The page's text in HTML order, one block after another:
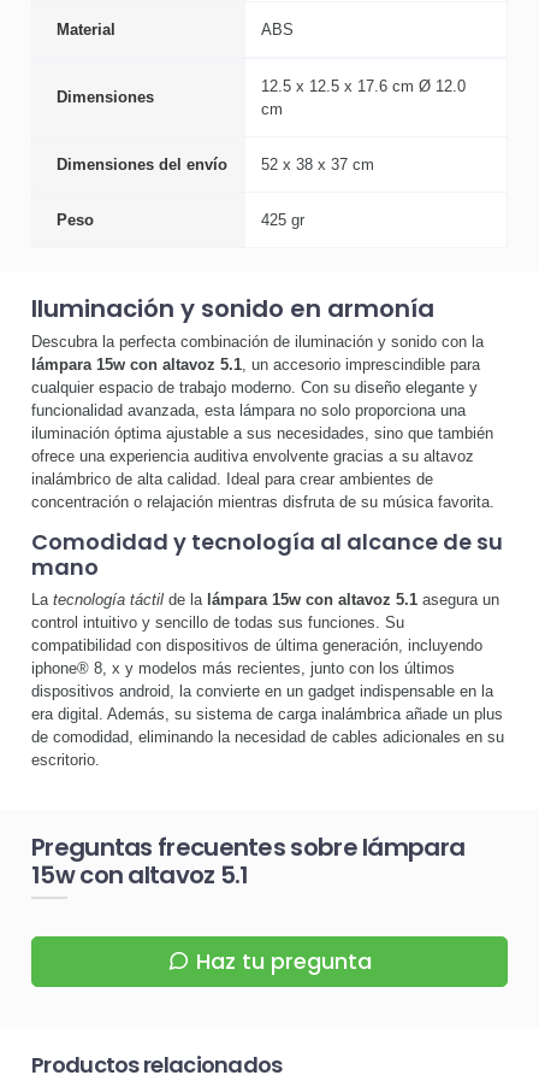
Material ABS
Dimensiones
12.5 x 12.5 x 17.6 cm Ø 12.0
cm
Dimensiones del envío 52 x 38 x 37 cm
Peso 425 gr
Iluminación y sonido en armonía
Descubra la perfecta combinación de iluminación y sonido con la
lámpara 15w con altavoz 5.1, un accesorio imprescindible para
cualquier espacio de trabajo moderno. Con su diseño elegante y
funcionalidad avanzada, esta lámpara no solo proporciona una
iluminación óptima ajustable a sus necesidades, sino que también
ofrece una experiencia auditiva envolvente gracias a su altavoz
inalámbrico de alta calidad. Ideal para crear ambientes de
concentración o relajación mientras disfruta de su música favorita.
Comodidad y tecnología al alcance de su
mano
La tecnología táctil de la lámpara 15w con altavoz 5.1 asegura un
control intuitivo y sencillo de todas sus funciones. Su
compatibilidad con dispositivos de última generación, incluyendo
iphone® 8, x y modelos más recientes, junto con los últimos
dispositivos android, la convierte en un gadget indispensable en la
era digital. Además, su sistema de carga inalámbrica añade un plus
de comodidad, eliminando la necesidad de cables adicionales en su
escritorio.
Preguntas frecuentes sobre lámpara
15w con altavoz 5.1
Haz tu pregunta
Productos relacionados